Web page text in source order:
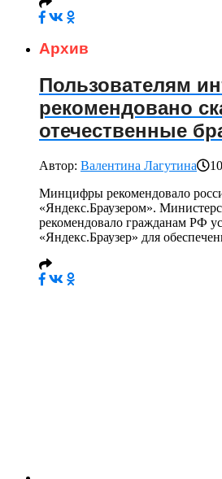
Архив
Пользователям
рекомендовано
отечественные
Автор: Валентина Лагутина
Минцифры рекомендовало
«Яндекс.Браузером».
рекомендовало гражданам РФ
«Яндекс.Браузер» для